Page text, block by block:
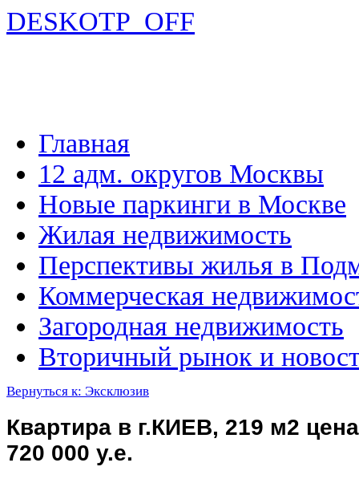
DESKOTP_OFF
Главная
12 адм. округов Москвы
Новые паркинги в Москве
Жилая недвижимость
Перспективы жилья в
Коммерческая
Загородная недвижимость
Вторичный рынок и
Вернуться к: Эксклюзив
Квартира в г.КИЕВ, 219 м2 цена
720 000 у.е.